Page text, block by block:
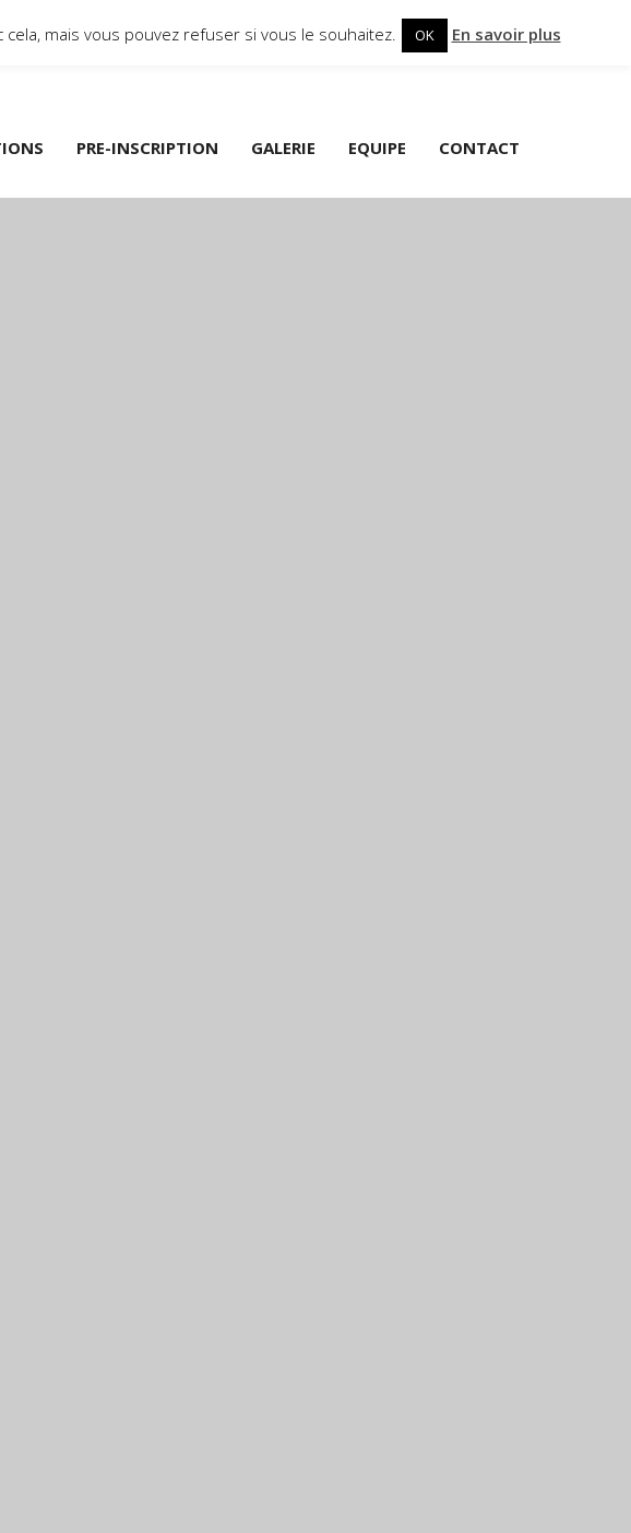
PRE-INSCRIPTION GALERIE EQUIPE CONTACT
mais vous pouvez refuser si vous le souhaitez. OK En savoir plus